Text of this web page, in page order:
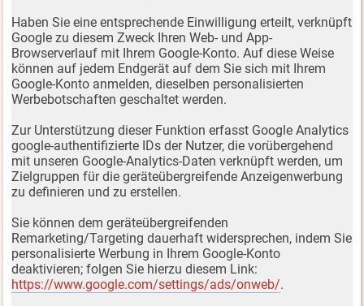
Haben Sie eine entsprechende Einwilligung erteilt, verknüpft
Google zu diesem Zweck Ihren Web- und App-
Browserverlauf mit Ihrem Google-Konto. Auf diese Weise
können auf jedem Endgerät auf dem Sie sich mit Ihrem
Google-Konto anmelden, dieselben personalisierten
Werbebotschaften geschaltet werden.
Zur Unterstützung dieser Funktion erfasst Google Analytics
google-authentifizierte IDs der Nutzer, die vorübergehend
mit unseren Google-Analytics-Daten verknüpft werden, um
Zielgruppen für die geräteübergreifende Anzeigenwerbung
zu definieren und zu erstellen.
Sie können dem geräteübergreifenden
Remarketing/Targeting dauerhaft widersprechen, indem Sie
personalisierte Werbung in Ihrem Google-Konto
deaktivieren; folgen Sie hierzu diesem Link:
https://www.google.com/settings/ads/onweb/.